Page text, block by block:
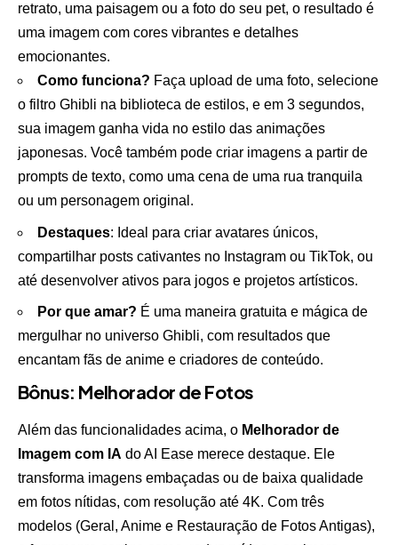
retrato, uma paisagem ou a foto do seu pet, o resultado é
uma imagem com cores vibrantes e detalhes
emocionantes.
Como funciona? Faça upload de uma foto, selecione
o filtro Ghibli na biblioteca de estilos, e em 3 segundos,
sua imagem ganha vida no estilo das animações
japonesas. Você também pode criar imagens a partir de
prompts de texto, como uma cena de uma rua tranquila
ou um personagem original.
Destaques: Ideal para criar avatares únicos,
compartilhar posts cativantes no Instagram ou TikTok, ou
até desenvolver ativos para jogos e projetos artísticos.
Por que amar? É uma maneira gratuita e mágica de
mergulhar no universo Ghibli, com resultados que
encantam fãs de anime e criadores de conteúdo.
Bônus: Melhorador de Fotos
Além das funcionalidades acima, o Melhorador de
Imagem com IA do AI Ease merece destaque. Ele
transforma imagens embaçadas ou de baixa qualidade
em fotos nítidas, com resolução até 4K. Com três
modelos (Geral, Anime e Restauração de Fotos Antigas),